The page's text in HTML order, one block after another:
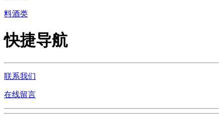
料酒类
快捷导航
联系我们
在线留言